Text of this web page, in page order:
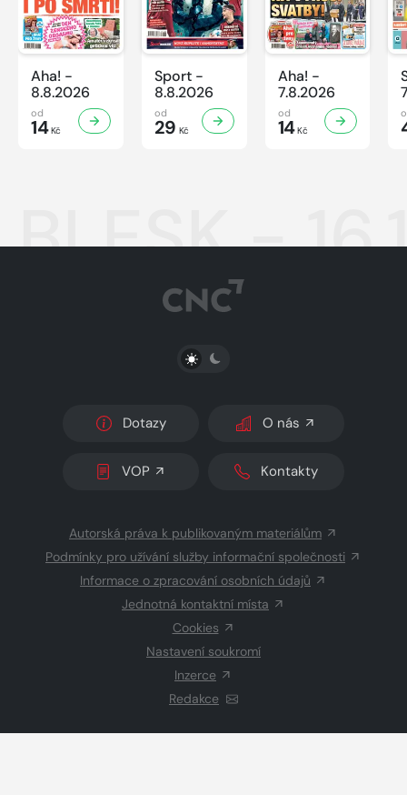
Aha! -
8.8.2026
od
14Kč
Sport -
8.8.2026
od
29 Kč
Aha! -
7.8.2026
od
14Kč
BLESK -
PŘEPNOUT SVĚTLÝ/TMAVÝ REŽIM
Dotazy O nás
VOP Kontakty
Autorská práva k publikovaným materiálům
Podmínky pro užívání služby informační společnosti
Informace o zpracování osobních údajů
Jednotná kontaktní místa
Cookies
Nastavení soukromí
Inzerce
Redakce